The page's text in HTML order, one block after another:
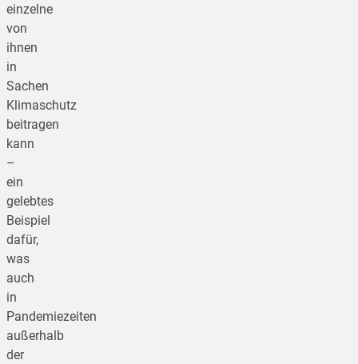
einzelne
von
ihnen
in
Sachen
Klimaschutz
beitragen
kann
–
ein
gelebtes
Beispiel
dafür,
was
auch
in
Pandemiezeiten
außerhalb
der